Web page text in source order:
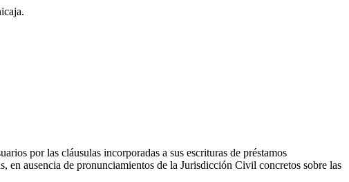
por las cláusulas incorporadas a sus escrituras de préstamos
en ausencia de pronunciamientos de la Jurisdicción Civil concretos sobre las